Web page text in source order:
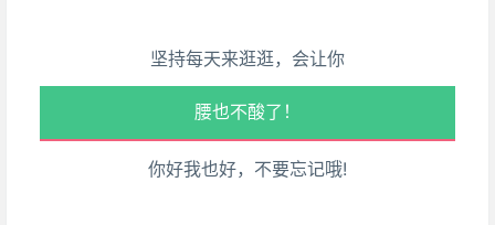
坚持每天来逛逛，会让你
腿也不痛了！
腰也不酸了！
工作也轻松了！
你好我也好，不要忘记哦!